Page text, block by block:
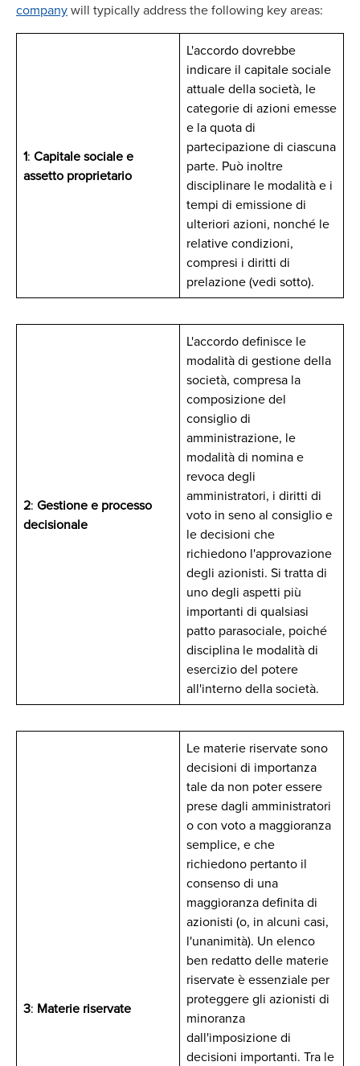
companywill typically address the following key areas:
1: Capitale sociale e
assetto proprietario
L'accordo dovrebbe
indicare il capitale sociale
attuale della società, le
categorie di azioni emesse
e la quota di
partecipazione di ciascuna
parte. Può inoltre
disciplinare le modalità e i
tempi di emissione di
ulteriori azioni, nonché le
relative condizioni,
compresi i diritti di
prelazione (vedi sotto).
2: Gestione e processo
decisionale
L'accordo definisce le
modalità di gestione della
società, compresa la
composizione del
consiglio di
amministrazione, le
modalità di nomina e
revoca degli
amministratori, i diritti di
voto in seno al consiglio e
le decisioni che
richiedono l'approvazione
degli azionisti. Si tratta di
uno degli aspetti più
importanti di qualsiasi
patto parasociale, poiché
disciplina le modalità di
esercizio del potere
all'interno della società.
3: Materie riservate
Le materie riservate sono
decisioni di importanza
tale da non poter essere
prese dagli amministratori
o con voto a maggioranza
semplice, e che
richiedono pertanto il
consenso di una
maggioranza definita di
azionisti (o, in alcuni casi,
l'unanimità). Un elenco
ben redatto delle materie
riservate è essenziale per
proteggere gli azionisti di
minoranza
dall'imposizione di
decisioni importanti. Tra le